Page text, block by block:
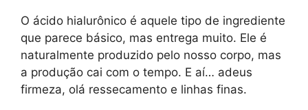
O ácido hialurônico é aquele tipo de ingrediente
que parece básico, mas entrega muito. Ele é
naturalmente produzido pelo nosso corpo, mas
a produção cai com o tempo. E aí… adeus
firmeza, olá ressecamento e linhas finas.